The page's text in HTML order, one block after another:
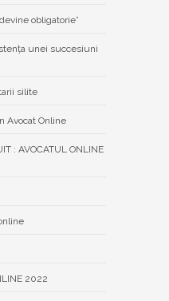
obligatorie”
unei succesiuni
silite
Avocat Online
: AVOCATUL ONLINE
2022